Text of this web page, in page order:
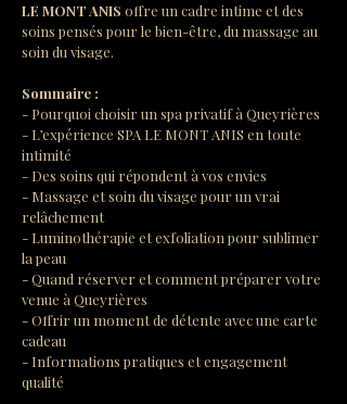
LE MONT ANIS offre un cadre intime et des
soins pensés pour le bien-être, du massage au
soin du visage.
Sommaire :
- Pourquoi choisir un spa privatif à Queyrières
- L’expérience SPA LE MONT ANIS en toute
intimité
- Des soins qui répondent à vos envies
- Massage et soin du visage pour un vrai
relâchement
- Luminothérapie et exfoliation pour sublimer
la peau
- Quand réserver et comment préparer votre
venue à Queyrières
- Offrir un moment de détente avec une carte
cadeau
- Informations pratiques et engagement
qualité